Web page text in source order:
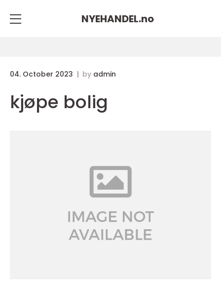
NYEHANDEL.no
04. October 2023 by admin
kjøpe bolig